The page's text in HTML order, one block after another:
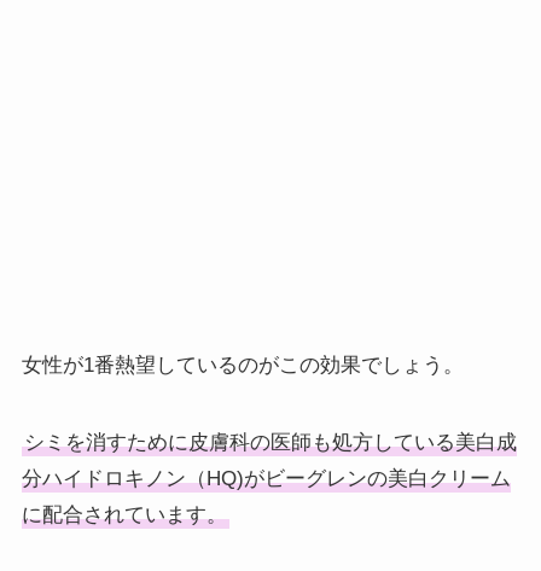
女性が1番熱望しているのがこの効果でしょう。
シミを消すために皮膚科の医師も処方している美白成
分ハイドロキノン（HQ)がビーグレンの美白クリーム
に配合されています。